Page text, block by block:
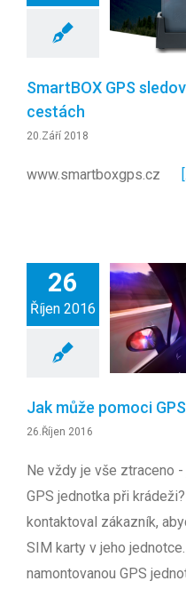
SmartBOX GPS
cestách
20.Září 2018
www.smartboxgps.cz ​​​​​​​ ​​​​​​​ ​​​​​​​ ​​​​​​​ ​​​​​​​
26
Říjen 2016
Jak může pomoci
26.Říjen 2016
Ne vždy je vše ztraceno
GPS jednotka při
kontaktoval zákazník,
SIM karty v jeho
namontovanou GPS